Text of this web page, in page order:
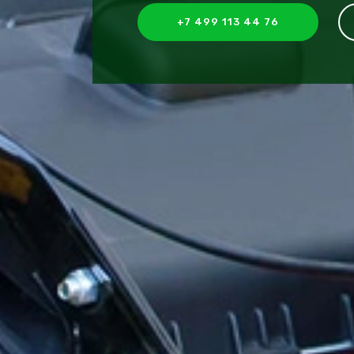
+7 499 113 44 76